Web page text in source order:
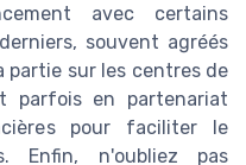
avec certains
souvent agréés
partie sur les centres de
parfois en partenariat
pour faciliter le
Enfin, n'oubliez pas